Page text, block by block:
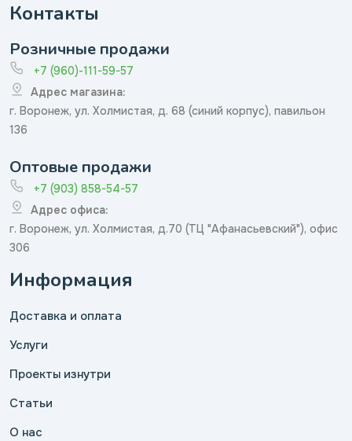
Контакты
Розничные продажи
+7 (960)-111-59-57
Адрес магазина:
г. Воронеж, ул. Холмистая, д. 68 (синий корпус), павильон
136
Оптовые продажи
+7 (903) 858-54-57
Адрес офиса:
г. Воронеж, ул. Холмистая, д.70 (ТЦ "Афанасьевский"), офис
306
Информация
Доставка и оплата
Услуги
Проекты изнутри
Статьи
О нас